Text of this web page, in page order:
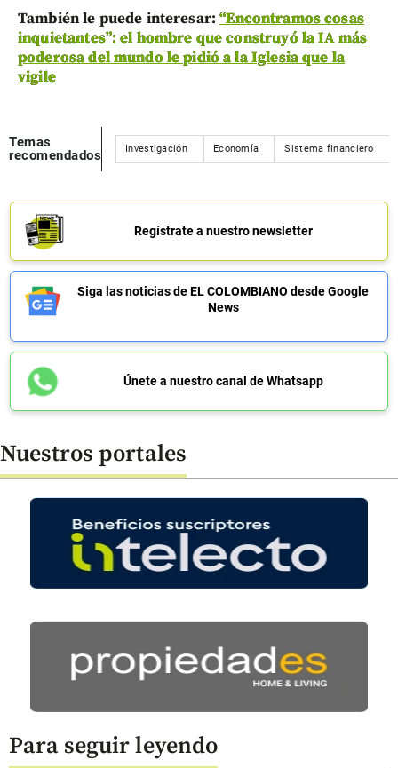
También le puede interesar:“Encontramos cosas
inquietantes”: el hombre que construyó la IA más
poderosa del mundo le pidió a la Iglesia que la
vigile
Temas
recomendados
Investigación Economía Sistema financiero
Regístrate a nuestro newsletter
Siga las noticias de EL COLOMBIANO desde Google
News
Únete a nuestro canal de Whatsapp
Nuestros portales
Para seguir leyendo